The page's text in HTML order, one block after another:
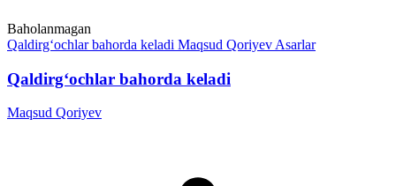
Baholanmagan
Qaldirg‘ochlar bahorda keladi Maqsud Qoriyev Asarlar
Qaldirg‘ochlar bahorda keladi
Maqsud Qoriyev